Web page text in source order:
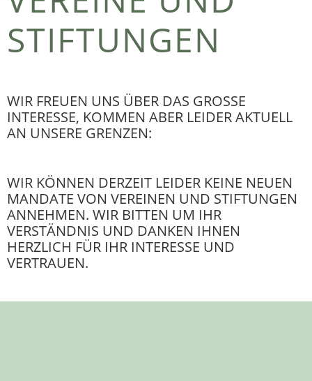
STIFTUNGEN
WIR FREUEN UNS ÜBER DAS GROSSE I
NTERESSE, KOMMEN ABER LEIDER AKTUELL A
N UNSERE GRENZEN:
WIR KÖNNEN DERZEIT LEIDER KEINE NEUEN
MANDATE VON VEREINEN UND STIFTUNGEN
ANNEHMEN. WIR BITTEN UM IHR
VERSTÄNDNIS UND DANKEN IHNEN
HERZLICH FÜR IHR INTERESSE UND
VERTRAUEN.